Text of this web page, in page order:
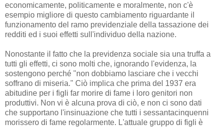
economicamente, politicamente e moralmente, non c'è
esempio migliore di questo cambiamento riguardante il
funzionamento del ramo previdenziale della tassazione dei
redditi ed i suoi effetti sull'individuo della nazione.
Nonostante il fatto che la previdenza sociale sia una truffa a
tutti gli effetti, ci sono molti che, ignorando l'evidenza, la
sostengono perché "non dobbiamo lasciare che i vecchi
soffrano di miseria." Ciò implica che prima del 1937 era
abitudine per i figli far morire di fame i loro genitori non
produttivi. Non vi è alcuna prova di ciò, e non ci sono dati
che supportano l'insinuazione che tutti i sessantacinquenni
morissero di fame regolarmente. L'attuale gruppo di figli è